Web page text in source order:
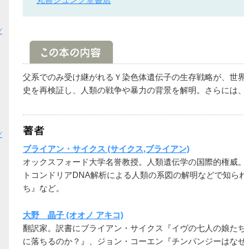
父系でのみ受け継がれるＹ染色体遺伝子の生存戦略が、世
史を再検証し、人類の戦争や暴力の背景を解明。さらには
ブライアン・サイクス (サイクス,ブライアン)
オックスフォード大学名誉教授。人類遺伝学の国際的権威
トコンドリアDNA解析による人類の系図の解明などで知
ち』など。
大野 晶子 (オオノ アキコ)
翻訳家。訳書にブライアン・サイクス『イヴの七人の娘た
に落ちるのか？』、ジョン・コーエン『チンパンジーはな